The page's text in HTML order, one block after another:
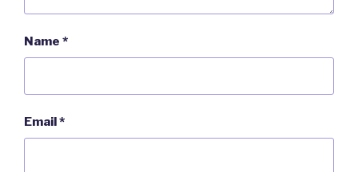
Name *
Email *